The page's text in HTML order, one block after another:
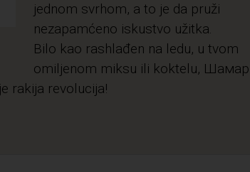
jednom svrhom, a to je da pruži
nezapamćeno iskustvo užitka.
Bilo kao rashlađen na ledu, u tvom
omiljenom miksu ili koktelu, Шамар
rakija revolucija!